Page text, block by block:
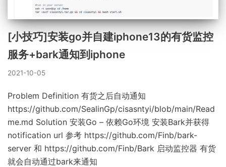
[小技巧]安装go并自建iphone13的有货监控
服务+bark通知到iphone
2021-10-05
Problem Definition 有货之后自动通知
https://github.com/SealinGp/cisasntyi/blob/main/Read
me.md Solution 安装Go – 依赖Go环境 安装Bark并获得
notification url 参考 https://github.com/Finb/bark-
server 和 https://github.com/Finb/Bark 启动监控器 有货
就会自动通过bark来通知